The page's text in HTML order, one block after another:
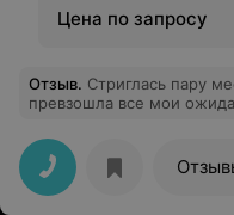
Цена по запросу
Отзыв. Стриглась пару
превзошла все мои